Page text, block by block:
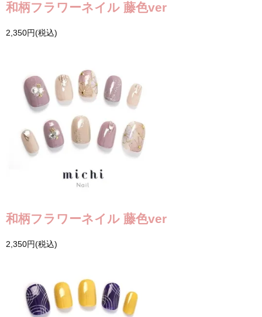
和柄フラワーネイル 藤色ver
2,350円(税込)
和柄フラワーネイル 藤色ver
2,350円(税込)